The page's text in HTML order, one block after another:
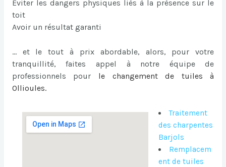
Eviter les dangers physiques liés à la présence sur le
toit
Avoir un résultat garanti
… et le tout à prix abordable, alors, pour votre
tranquillité, faites appel à notre équipe de
professionnels pour le changement de tuiles à
Ollioules.
Traitement
des charpentes
Barjols
Remplacem
ent de tuiles